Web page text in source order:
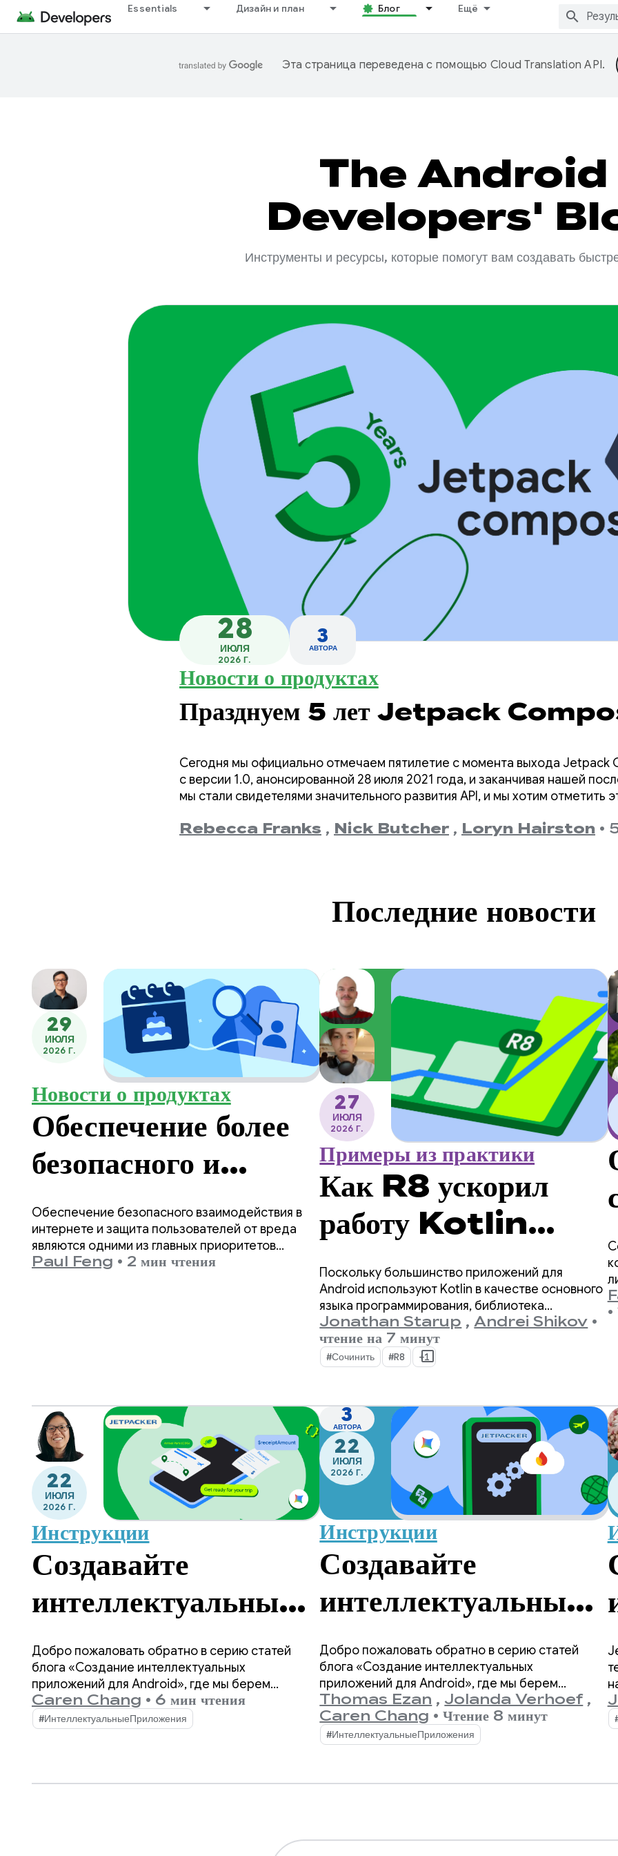
Essentials Дизайн и план Блог Ещё
Эта страница переведена с помощью Cloud Translation API.
The Android
Developers'
Инструменты и ресурсы, которые помогут вам создавать
28
ИЮЛЯ
2026 Г.
3
АВТОРА
Новости о продуктах
Празднуем 5 лет Jetpack
Сегодня мы официально отмечаем пятилетие с момента выхода Jetpack
с версии 1.0, анонсированной 28 июля 2021 года, и заканчивая нашей
мы стали свидетелями значительного развития API, и мы хотим отметить
Rebecca Franks , Nick Butcher , Loryn Hairston •
Последние новости
29
ИЮЛЯ
2026 Г.
Новости о продуктах
Обеспечение более
безопасного и
соответствующего
возрасту контента в
Google Play.
Обеспечение безопасного взаимодействия в
интернете и защита пользователей от вреда
являются одними из главных приоритетов
Google Play.
Paul Feng • 2 мин чтения
27
ИЮЛЯ
2026 Г.
Примеры из практики
Как R8 ускорил
работу Kotlin
Coroutines на
Android в 2 раза
Поскольку большинство приложений для
Android используют Kotlin в качестве основного
языка программирования, библиотека
kotlinx.coroutines стала де-факто стандартом
для асинхронного программирования. Эта
библиотека предлагает хорошо продуманный и
структурированный способ управления
неотъемлемой частью Kotlin.
Jonathan Starup ,Andrei Shikov •
чтение на 7 минут
#Сочинить #R8 +1
•
22
ИЮЛЯ
2026 Г.
Инструкции
Создавайте
интеллектуальные
приложения для
Android: вывод
информации
устройстве.
Добро пожаловать обратно в серию статей
блога «Создание интеллектуальных
приложений для Android», где мы берем
обычное приложение для Android и
превращаем его в персонализированное,
интеллектуальное и управляемое агентом
приложение, которое мы будем использовать
Caren Chang • 6 мин чтения
#ИнтеллектуальныеПриложения
3
АВТОРА
22
ИЮЛЯ
2026 Г.
Инструкции
Создавайте
интеллектуальные
приложения для
Android:
облачные и
гибридные
вычисления.
Добро пожаловать обратно в серию статей
блога «Создание интеллектуальных
приложений для Android», где мы берем
обычное приложение для Android и
превращаем его в персонализированное,
интеллектуальное и управляемое
пользователем приложение.
Thomas Ezan , Jolanda Verhoef,
Caren Chang • Чтение 8 минут
#ИнтеллектуальныеПриложения